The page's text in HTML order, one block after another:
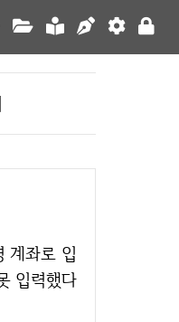
입력했다